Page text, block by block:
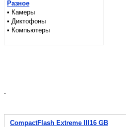
Разное
• Камеры
• Диктофоны
• Компьютеры
.
CompactFlash Extreme III16 GB